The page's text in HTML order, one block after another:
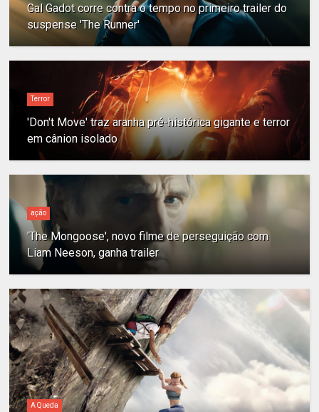
Gal Gadot corre contra o tempo no primeiro trailer do
suspense 'The Runner'
Terror
'Don't Move' traz aranha pré-histórica gigante e terror
em cânion isolado
ação
'The Mongoose', novo filme de perseguição com
Liam Neeson, ganha trailer
A Queda